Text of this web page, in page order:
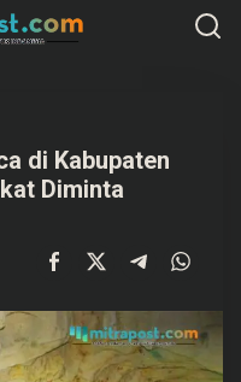
di Kabupaten
Diminta